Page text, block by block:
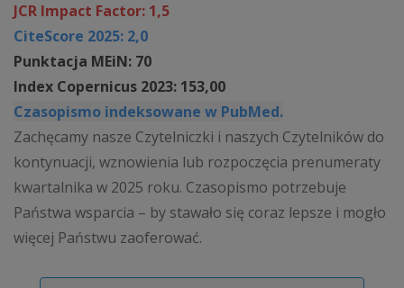
JCR Impact Factor: 1,5
CiteScore 2025: 2,0
Punktacja MEiN: 70
Index Copernicus 2023: 153,00
Czasopismo indeksowane w PubMed.
Zachęcamy nasze Czytelniczki i naszych Czytelników do
kontynuacji, wznowienia lub rozpoczęcia prenumeraty
kwartalnika w 2025 roku. Czasopismo potrzebuje
Państwa wsparcia – by stawało się coraz lepsze i mogło
więcej Państwu zaoferować.